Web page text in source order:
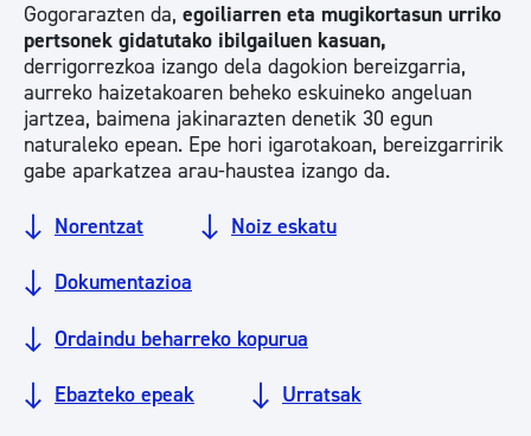
Gogorarazten da, egoiliarren eta mugikortasun urriko
pertsonek gidatutako ibilgailuen kasuan,
derrigorrezkoa izango dela dagokion bereizgarria,
aurreko haizetakoaren beheko eskuineko angeluan
jartzea, baimena jakinarazten denetik 30 egun
naturaleko epean. Epe hori igarotakoan, bereizgarririk
gabe aparkatzea arau-haustea izango da.
Norentzat Noiz eskatu
Dokumentazioa
Ordaindu beharreko kopurua
Ebazteko epeak Urratsak